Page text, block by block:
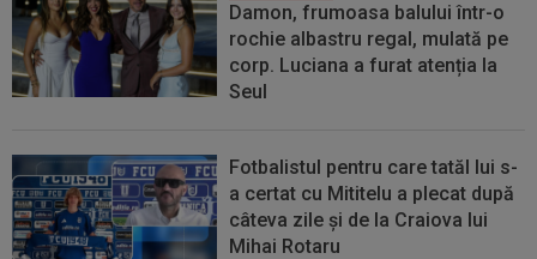
Damon, frumoasa balului într-o
rochie albastru regal, mulată pe
corp. Luciana a furat atenția la
Seul
Fotbalistul pentru care tatăl lui s-
a certat cu Mititelu a plecat după
câteva zile și de la Craiova lui
Mihai Rotaru